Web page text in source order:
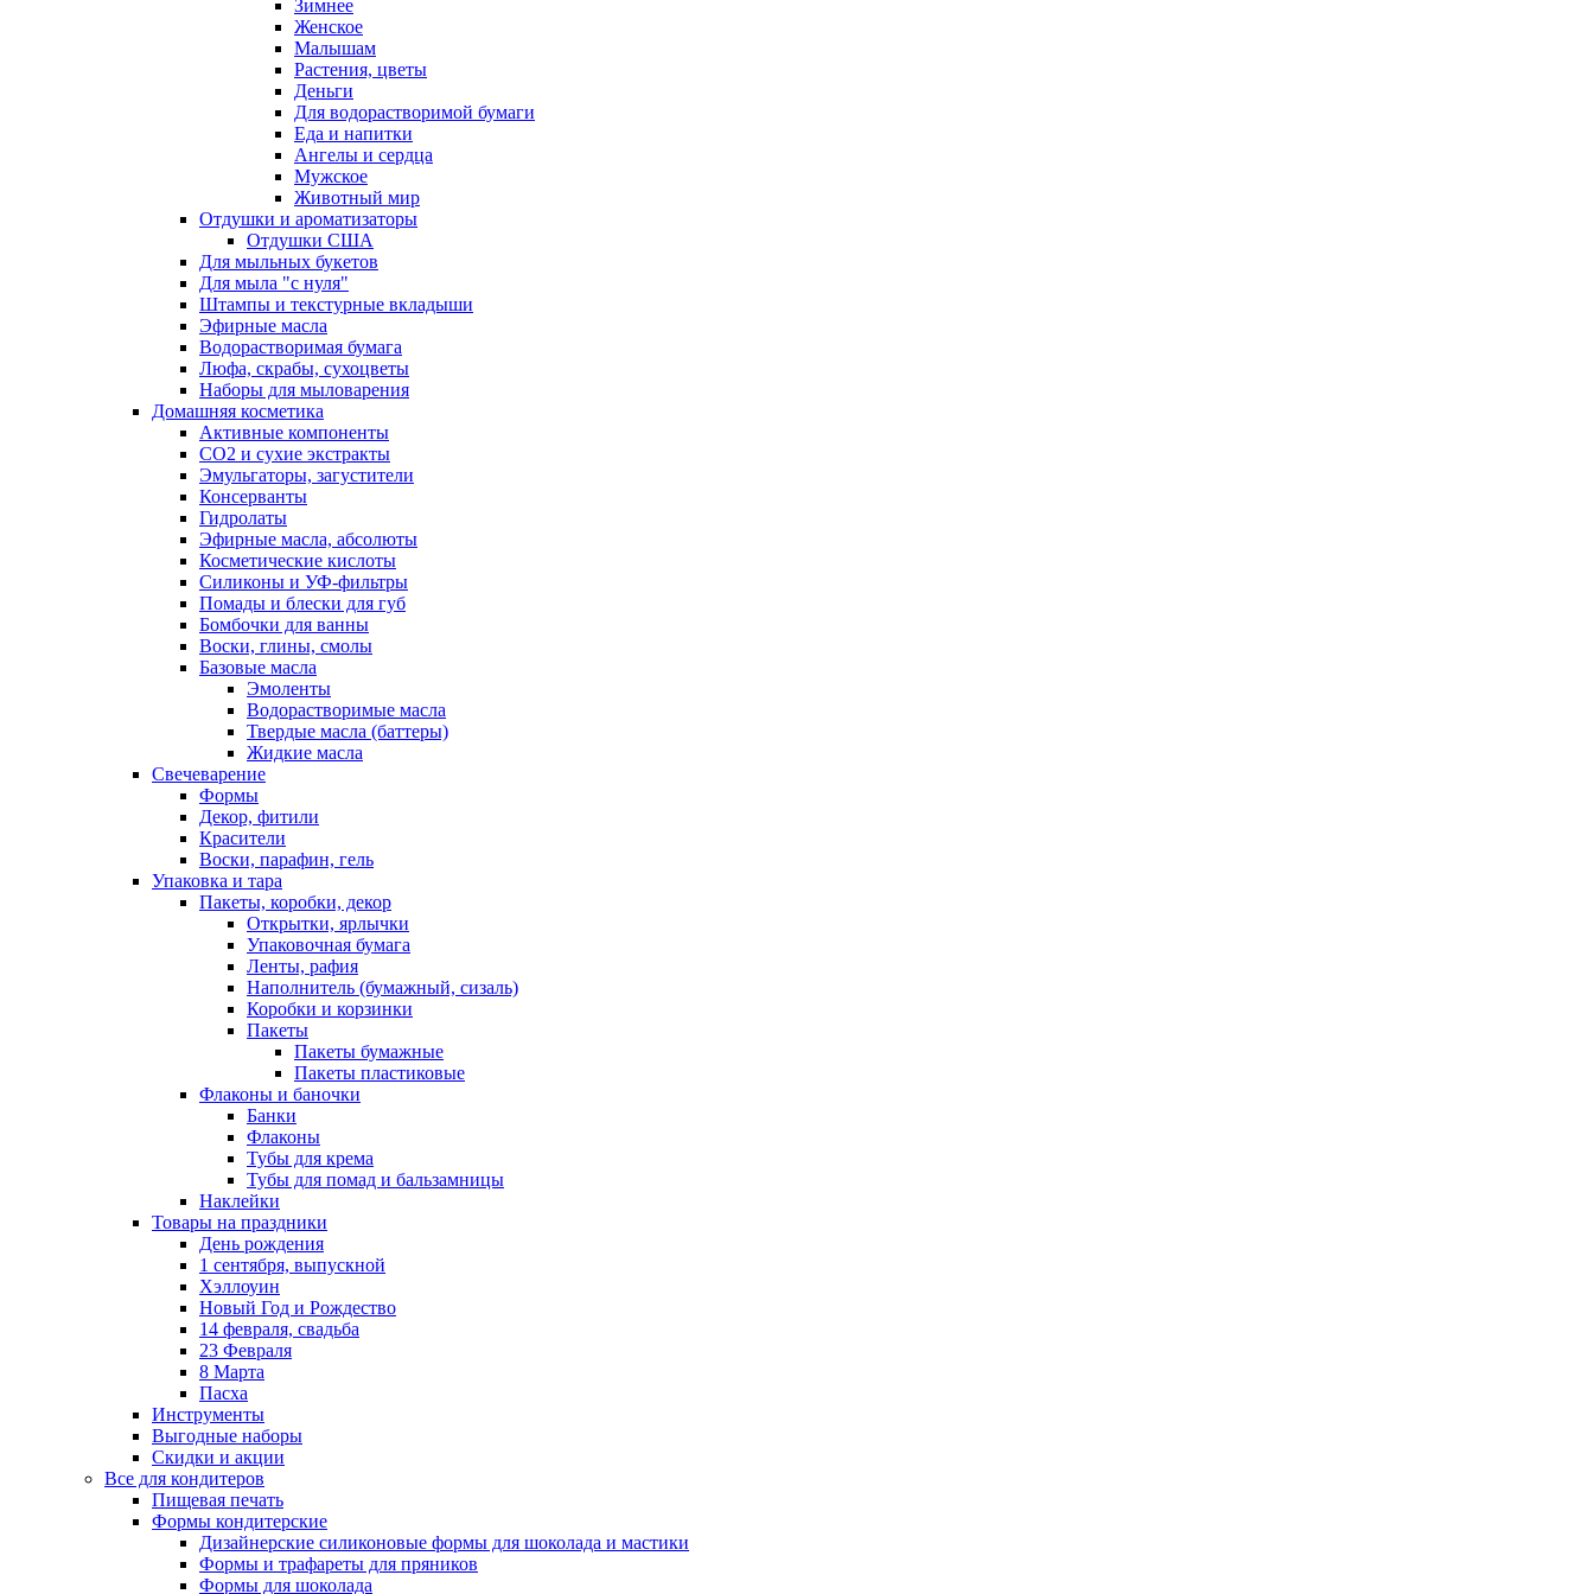
Зимнее
Женское
Малышам
Растения, цветы
Деньги
Для водорастворимой бумаги
Еда и напитки
Ангелы и сердца
Мужское
Животный мир
Отдушки и ароматизаторы
Отдушки США
Для мыльных букетов
Для мыла "с нуля"
Штампы и текстурные вкладыши
Эфирные масла
Водорастворимая бумага
Люфа, скрабы, сухоцветы
Наборы для мыловарения
Домашняя косметика
Активные компоненты
СО2 и сухие экстракты
Эмульгаторы, загустители
Консерванты
Гидролаты
Эфирные масла, абсолюты
Косметические кислоты
Силиконы и УФ-фильтры
Помады и блески для губ
Бомбочки для ванны
Воски, глины, смолы
Базовые масла
Эмоленты
Водорастворимые масла
Твердые масла (баттеры)
Жидкие масла
Свечеварение
Формы
Декор, фитили
Красители
Воски, парафин, гель
Упаковка и тара
Пакеты, коробки, декор
Открытки, ярлычки
Упаковочная бумага
Ленты, рафия
Наполнитель (бумажный, сизаль)
Коробки и корзинки
Пакеты
Пакеты бумажные
Пакеты пластиковые
Флаконы и баночки
Банки
Флаконы
Тубы для крема
Тубы для помад и бальзамницы
Наклейки
Товары на праздники
День рождения
1 сентября, выпускной
Хэллоуин
Новый Год и Рождество
14 февраля, свадьба
23 Февраля
8 Марта
Пасха
Инструменты
Выгодные наборы
Скидки и акции
Все для кондитеров
Пищевая печать
Формы кондитерские
Дизайнерские силиконовые формы для шоколада и мастики
Формы и трафареты для пряников
Формы для шоколада